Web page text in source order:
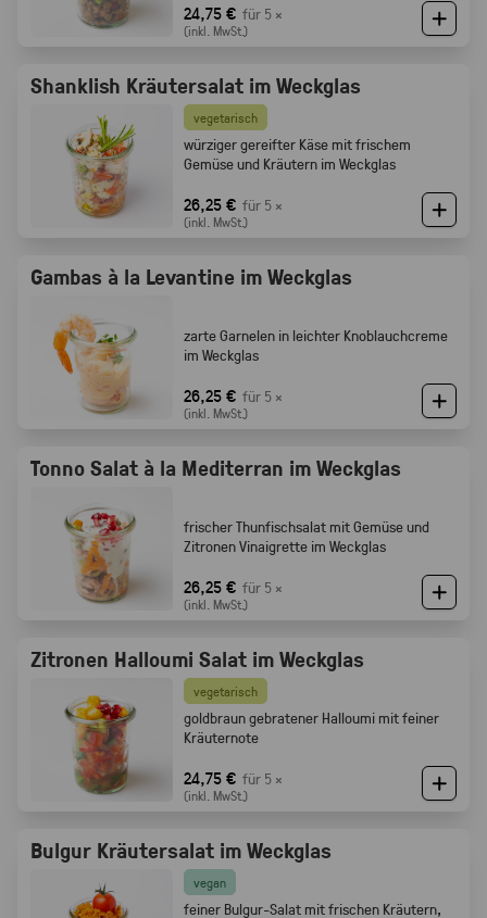
24,75 € für 5 ×
(inkl. MwSt.)
Shanklish Kräutersalat im Weckglas
vegetarisch
würziger gereifter Käse mit frischem
Gemüse und Kräutern im Weckglas
26,25 € für 5 ×
(inkl. MwSt.)
Gambas à la Levantine im Weckglas
zarte Garnelen in leichter Knoblauchcreme
im Weckglas
26,25 € für 5 ×
(inkl. MwSt.)
Tonno Salat à la Mediterran im Weckglas
frischer Thunfischsalat mit Gemüse und
Zitronen Vinaigrette im Weckglas
26,25 € für 5 ×
(inkl. MwSt.)
Zitronen Halloumi Salat im Weckglas
vegetarisch
goldbraun gebratener Halloumi mit feiner
Kräuternote
24,75 € für 5 ×
(inkl. MwSt.)
Bulgur Kräutersalat im Weckglas
vegan
feiner Bulgur-Salat mit frischen Kräutern,